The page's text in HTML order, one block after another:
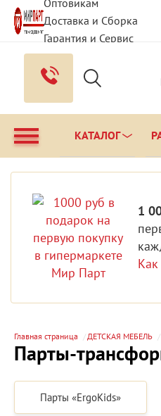
Оптовикам
Доставка и Сборка
Гарантия и Сервис
Вопрос - Ответ
КАТАЛОГ
1
Как
Главная страница ДЕТСКАЯ МЕБЕЛЬ
Парты-
Парты «ErgoKids»